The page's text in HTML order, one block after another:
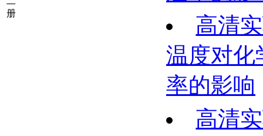
册
高清
温度对化
率的影响
高清